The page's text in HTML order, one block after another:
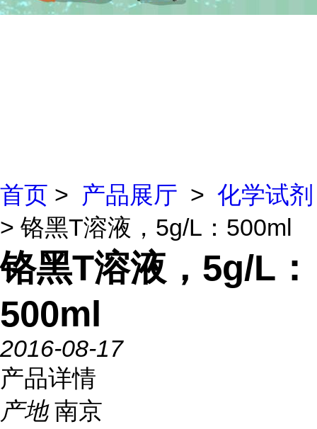
首页 > 产品展厅 > 化学试剂
> 铬黑T溶液，5g/L：500ml
铬黑T溶液，5g/L：
500ml
2016-08-17
产品详情
产地 南京